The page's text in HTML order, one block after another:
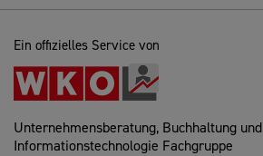
Ein offizielles Service von
Unternehmensberatung, Buchhaltung und
Informationstechnologie Fachgruppe